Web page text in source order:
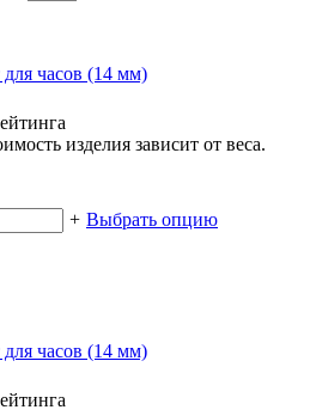
часов (14 мм)
изделия зависит от веса.
+ Выбрать опцию
часов (14 мм)